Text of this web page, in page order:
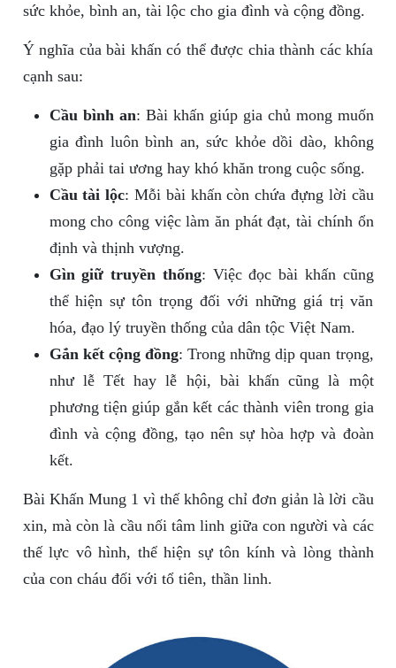
sức khỏe, bình an, tài lộc cho gia đình và cộng đồng.
Ý nghĩa của bài khấn có thể được chia thành các khía
cạnh sau:
Cầu bình an: Bài khấn giúp gia chủ mong muốn
gia đình luôn bình an, sức khỏe dồi dào, không
gặp phải tai ương hay khó khăn trong cuộc sống.
Cầu tài lộc: Mỗi bài khấn còn chứa đựng lời cầu
mong cho công việc làm ăn phát đạt, tài chính ổn
định và thịnh vượng.
Gìn giữ truyền thống: Việc đọc bài khấn cũng
thể hiện sự tôn trọng đối với những giá trị văn
hóa, đạo lý truyền thống của dân tộc Việt Nam.
Gắn kết cộng đồng: Trong những dịp quan trọng,
như lễ Tết hay lễ hội, bài khấn cũng là một
phương tiện giúp gắn kết các thành viên trong gia
đình và cộng đồng, tạo nên sự hòa hợp và đoàn
kết.
Bài Khấn Mung 1 vì thế không chỉ đơn giản là lời cầu
xin, mà còn là cầu nối tâm linh giữa con người và các
thế lực vô hình, thể hiện sự tôn kính và lòng thành
của con cháu đối với tổ tiên, thần linh.